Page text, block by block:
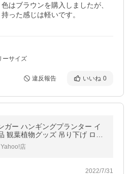
はブラウンを購入しましたが、
った感じは軽いです。
ーサイズ
違反報告 いいね 0
ガー ハンギングプランター イ
観葉植物グッズ 吊り下げ ロー
み 縄 室内用 ナチュラルテイス
かわ 店
2022/7/31